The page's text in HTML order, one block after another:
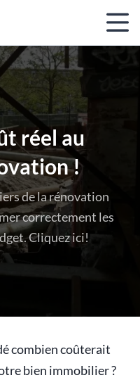
réel au
!
de la rénovation
correctement les
Cliquez ici!
combien coûterait
bien immobilier ?